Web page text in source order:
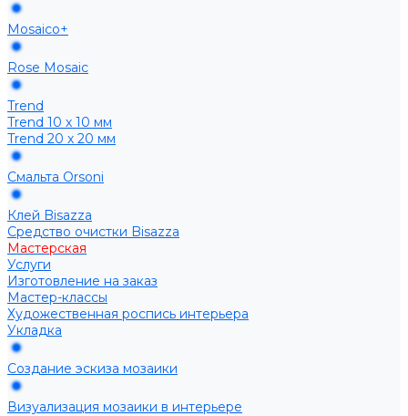
Mosaico+
Rose Mosaic
Trend
Trend 10 х 10 мм
Trend 20 х 20 мм
Смальта Orsoni
Клей Bisazza
Средство очистки Bisazza
Мастерская
Услуги
Изготовление на заказ
Мастер-классы
Художественная роспись интерьера
Укладка
Создание эскиза мозаики
Визуализация мозаики в интерьере